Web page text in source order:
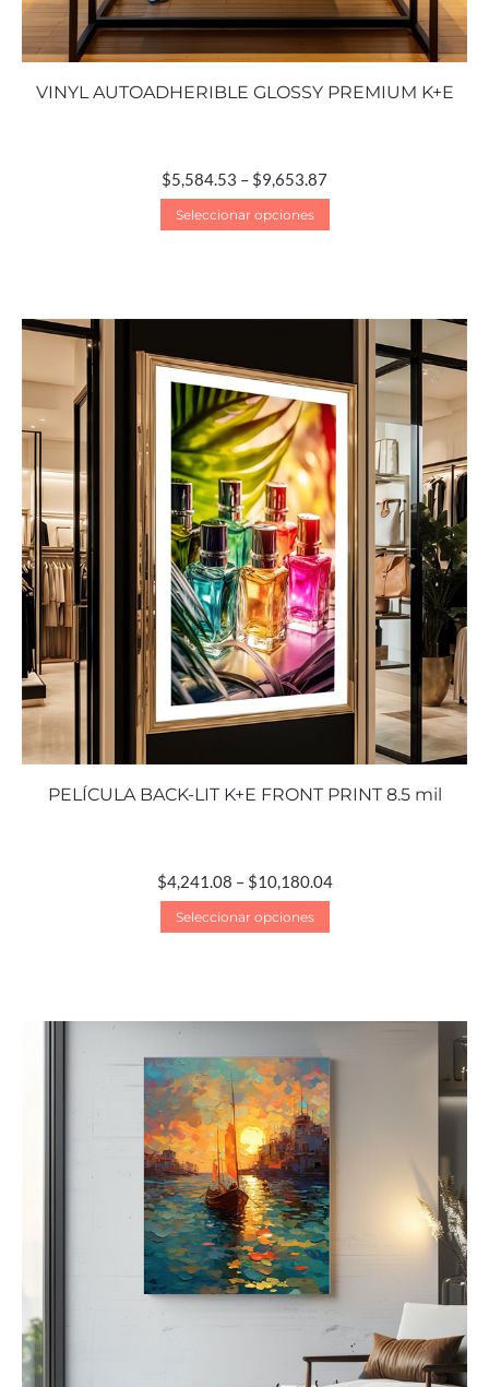
VINYL AUTOADHERIBLE GLOSSY PREMIUM K+E
$5,584.53 – $9,653.87
Seleccionar opciones
PELÍCULA BACK-LIT K+E FRONT PRINT 8.5 mil
$4,241.08 – $10,180.04
Seleccionar opciones